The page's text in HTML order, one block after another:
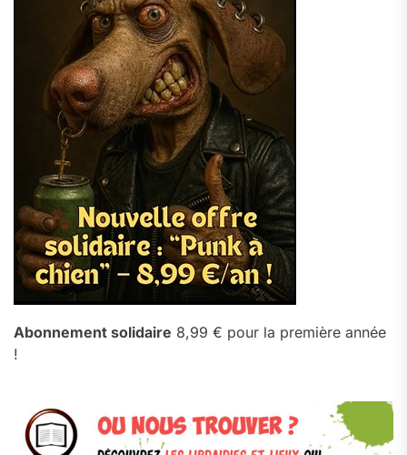
Abonnement solidaire 8,99 € pour la première année
!